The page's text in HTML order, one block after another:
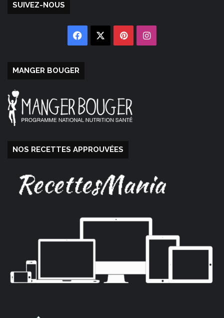
SUIVEZ-NOUS
Facebook PinterestInstagram
MANGER BOUGER
NOS RECETTES APPROUVÉES